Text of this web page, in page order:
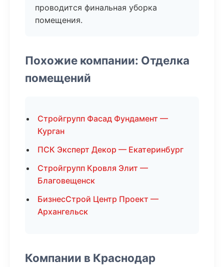
проводится финальная уборка
помещения.
Похожие компании: Отделка
помещений
Стройгрупп Фасад Фундамент —
Курган
ПСК Эксперт Декор — Екатеринбург
Стройгрупп Кровля Элит —
Благовещенск
БизнесСтрой Центр Проект —
Архангельск
Компании в Краснодар